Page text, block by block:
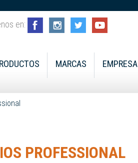
en:
MARCAS EMPRESA
PROFESSIONAL